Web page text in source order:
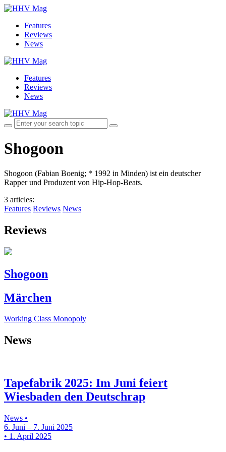
Features
Reviews
News
Features
Reviews
News
Shogoon
Shogoon (Fabian Boenig; * 1992 in Minden) ist ein deutscher
Rapper und Produzent von Hip-Hop-Beats.
3 articles:
Features Reviews News
Reviews
Shogoon
Märchen
Working Class Monopoly
News
Tapefabrik 2025: Im Juni feiert
Wiesbaden den Deutschrap
News •
6. Juni – 7. Juni 2025
• 1. April 2025